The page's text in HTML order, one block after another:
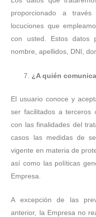
proporcionado a
locuciones que
con usted. Estos datos
nombre, apellidos, DNI,
¿A quién
El usuario conoce y
ser facilitados a terceros
con las finalidades del
casos las medidas de
vigente en materia de
así como las políticas
Empresa.
A excepción de las
anterior, la Empresa no